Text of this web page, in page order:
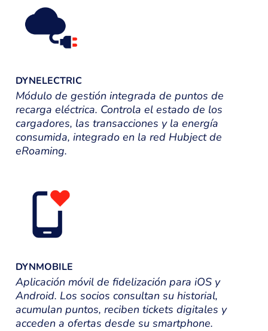
DYNELECTRIC
Módulo de gestión integrada de puntos de
recarga eléctrica. Controla el estado de los
cargadores, las transacciones y la energía
consumida, integrado en la red Hubject de
eRoaming.
DYNMOBILE
Aplicación móvil de fidelización para iOS y
Android. Los socios consultan su historial,
acumulan puntos, reciben tickets digitales y
acceden a ofertas desde su smartphone.